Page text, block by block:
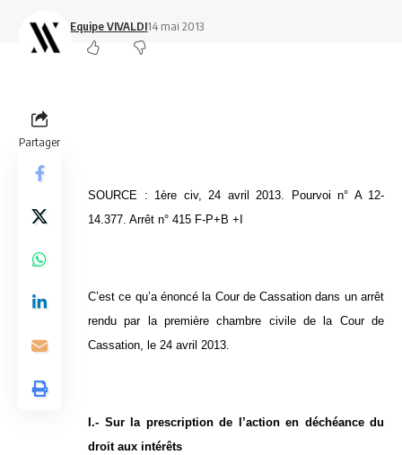
Equipe VIVALDI14 mai 2013
Partager
SOURCE : 1ère civ, 24 avril 2013. Pourvoi n° A 12-
14.377. Arrêt n° 415 F-P+B +I
C’est ce qu’a énoncé la Cour de Cassation dans un arrêt
rendu par la première chambre civile de la Cour de
Cassation, le 24 avril 2013.
I.- Sur la prescription de l’action en déchéance du
droit aux intérêts